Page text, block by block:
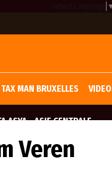
TAX MAN BRUXELLES
ASYA - ASIE CENTRALE
Veren